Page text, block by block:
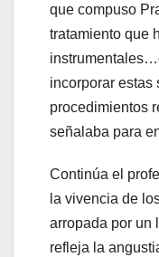
que compuso
tratamiento que
incorporar estas
procedimientos
señalaba para
Continúa el
la vivencia de
arropada por un
refleja la